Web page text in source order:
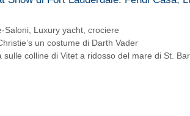
Saloni Luxury yacht, crociere
un costume di Darth Vader
sulle colline di Vitet a ridosso del mare di St.